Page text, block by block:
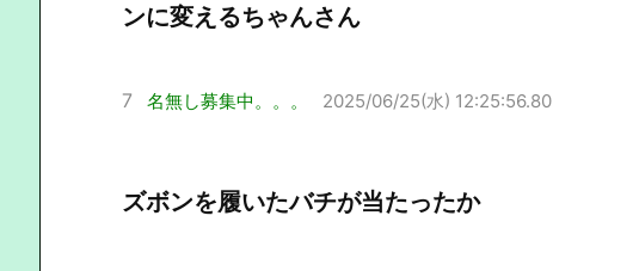
ンに変えるちゃんさん
7 名無し募集中。。。 2025/06/25(水) 12:25:56.80
ズボンを履いたバチが当たったか